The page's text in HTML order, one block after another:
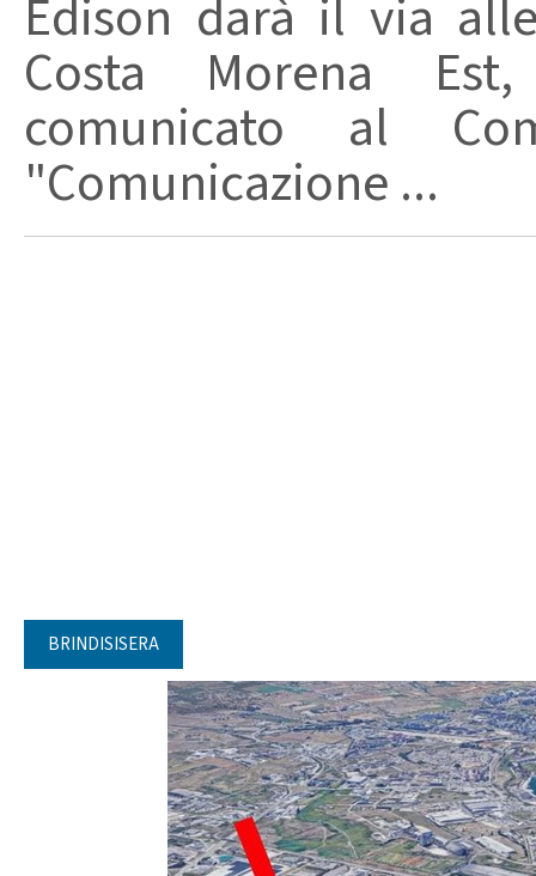
Edison darà il via
Costa Morena
comunicato al
"Comunicazione ...
BRINDISISERA